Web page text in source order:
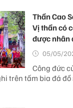
Thần Cao
Vị thần có
được nhân
05/05/
Công đức
trên tấm bia đá đồ